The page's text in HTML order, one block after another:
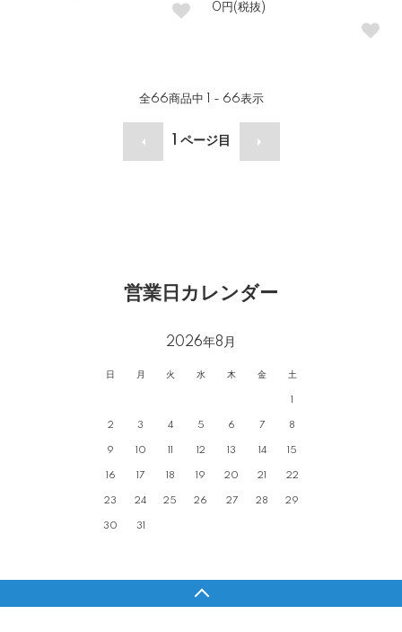
0円(税抜)
全66商品中 1 - 66表示
ページ目
営業日カレンダー
2026年8月
日 月 火 水 木 金 土
1
2 3 4 5 6 7 8
9 10 11 12 13 14 15
16 17 18 19 20 21 22
23 24 25 26 27 28 29
30 31